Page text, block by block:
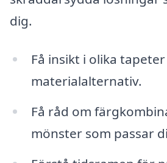
dig.
Få insikt i olika
materialalternativ.
Få råd om
mönster som passar